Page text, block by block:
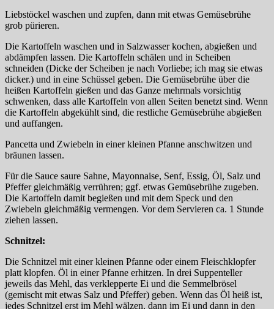
Liebstöckel waschen und zupfen, dann mit etwas Gemüsebrühe
grob pürieren.
Die Kartoffeln waschen und in Salzwasser kochen, abgießen und
abdämpfen lassen. Die Kartoffeln schälen und in Scheiben
schneiden (Dicke der Scheiben je nach Vorliebe; ich mag sie etwas
dicker.) und in eine Schüssel geben. Die Gemüsebrühe über die
heißen Kartoffeln gießen und das Ganze mehrmals vorsichtig
schwenken, dass alle Kartoffeln von allen Seiten benetzt sind. Wenn
die Kartoffeln abgekühlt sind, die restliche Gemüsebrühe abgießen
und auffangen.
Pancetta und Zwiebeln in einer kleinen Pfanne anschwitzen und
bräunen lassen.
Für die Sauce saure Sahne, Mayonnaise, Senf, Essig, Öl, Salz und
Pfeffer gleichmäßig verrühren; ggf. etwas Gemüsebrühe zugeben.
Die Kartoffeln damit begießen und mit dem Speck und den
Zwiebeln gleichmäßig vermengen. Vor dem Servieren ca. 1 Stunde
ziehen lassen.
Schnitzel:
Die Schnitzel mit einer kleinen Pfanne oder einem Fleischklopfer
platt klopfen. Öl in einer Pfanne erhitzen. In drei Suppenteller
jeweils das Mehl, das verklepperte Ei und die Semmelbrösel
(gemischt mit etwas Salz und Pfeffer) geben. Wenn das Öl heiß ist,
jedes Schnitzel erst im Mehl wälzen, dann im Ei und dann in den